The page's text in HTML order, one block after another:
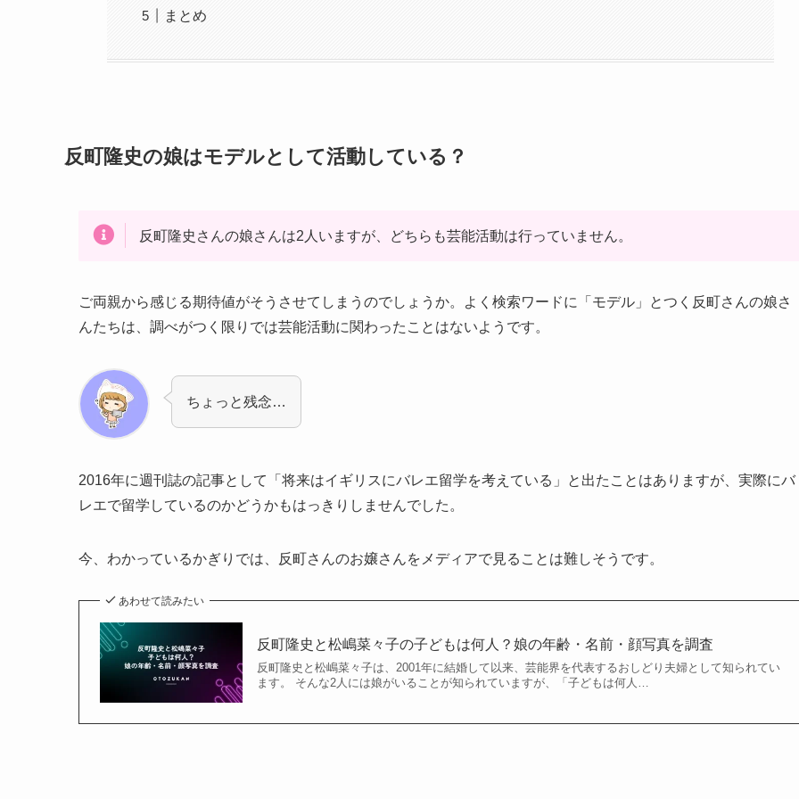
まとめ
反町隆史の娘はモデルとして活動している？
反町隆史さんの娘さんは2人いますが、どちらも芸能活動は行っていません。
ご両親から感じる期待値がそうさせてしまうのでしょうか。よく検索ワードに「モデル」とつく反町さんの娘さ
んたちは、調べがつく限りでは芸能活動に関わったことはないようです。
ちょっと残念…
2016年に週刊誌の記事として「将来はイギリスにバレエ留学を考えている」と出たことはありますが、実際にバ
レエで留学しているのかどうかもはっきりしませんでした。
今、わかっているかぎりでは、反町さんのお嬢さんをメディアで見ることは難しそうです。
あわせて読みたい
反町隆史と松嶋菜々子の子どもは何人？娘の年齢・名前・顔写真を調査
反町隆史と松嶋菜々子は、2001年に結婚して以来、芸能界を代表するおしどり夫婦として知られてい
ます。 そんな2人には娘がいることが知られていますが、「子どもは何人…